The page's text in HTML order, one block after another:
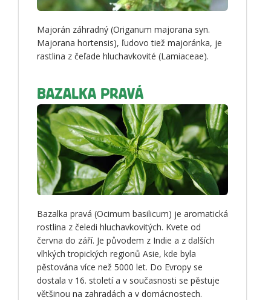
Majorán záhradný (Origanum majorana syn.
Majorana hortensis), ľudovo tiež majoránka, je
rastlina z čeľade hluchavkovité (Lamiaceae).
BAZALKA PRAVÁ
Bazalka pravá (Ocimum basilicum) je aromatická
rostlina z čeledi hluchavkovitých. Kvete od
června do září. Je původem z Indie a z dalších
vlhkých tropických regionů Asie, kde byla
pěstována více než 5000 let. Do Evropy se
dostala v 16. století a v současnosti se pěstuje
většinou na zahradách a v domácnostech.